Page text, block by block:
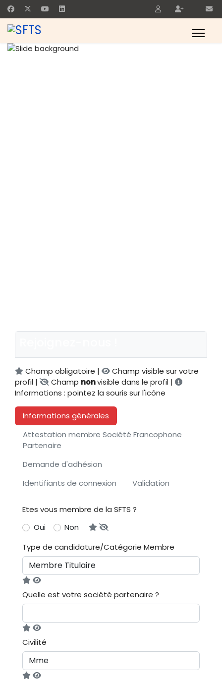
Champ obligatoire |
Champ visible sur votre
profil |
Champ nonvisible dans le profil |
Informations : pointez la souris sur l'icône
Informations générales
Attestation membre Société Francophone
Partenaire
Demande d'adhésion
Identifiants de connexion
Validation
Etes vous membre de la SFTS ?
Oui
Non
Type de candidature/Catégorie Membre
Quelle est votre société partenaire ?
Civilité